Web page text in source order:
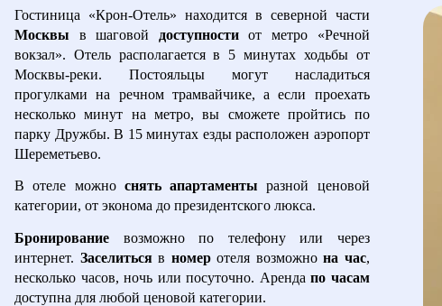
Москвы в шаговой доступности от метро «Речной
вокзал». Отель располагается в 5 минутах ходьбы от
Москвы-реки. Постояльцы могут насладиться
прогулками на речном трамвайчике, а если проехать
несколько минут на метро, вы сможете пройтись по
парку Дружбы. В 15 минутах езды расположен аэропорт
Шереметьево.
В отеле можно снять апартаменты разной ценовой
категории, от эконома до президентского люкса.
Бронирование возможно по телефону или через
интернет. Заселиться в номер отеля возможно на час,
несколько часов, ночь или посуточно. Аренда
по часам
доступна для любой ценовой категории.